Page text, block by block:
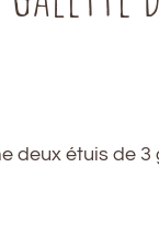
deux étuis de